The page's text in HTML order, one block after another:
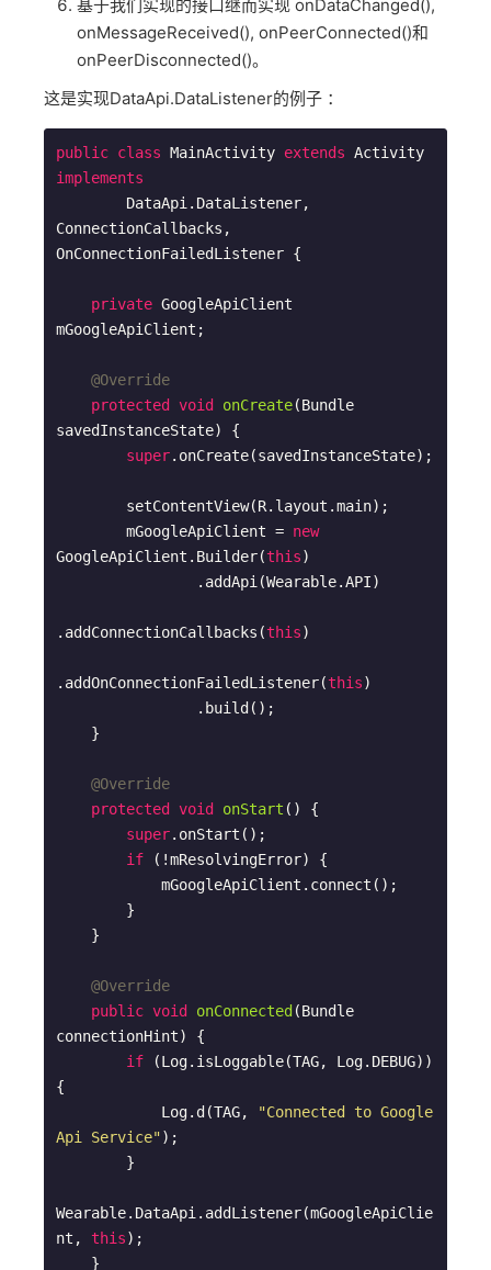
基于我们实现的接口继而实现 onDataChanged(),
onMessageReceived(), onPeerConnected()和
onPeerDisconnected()。
这是实现DataApi.DataListener的例子 ：
public class MainActivity extends Activity
implements
DataApi . DataListener
ConnectionCallbacks
OnConnectionFailedListener {
private GoogleApiClient
mGoogleApiClient;
@Override
protected
void onCreate(Bundle
savedInstanceState)
{
super.onCreate(savedInstanceState);
        mGoogleApiClient =
new
GoogleApiClient.Builder(this)
.addConnectionCallbacks(this)
.addOnConnectionFailedListener(this)
@Override
protected
void onStart ()
{
super.onStart();
if (!mResolvingError) {
@Override
public void onConnected (Bundle
connectionHint)
{
if (Log.isLoggable(TAG, Log.DEBUG))
{
            Log.d(TAG,
"Connected to Google
Api Service");
Wearable.DataApi.addListener(mGoogleApiClie
nt, this);